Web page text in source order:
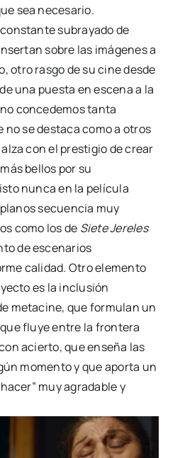
sea necesario.
subrayado de
sobre las imágenes a
otro rasgo de su cine desde
una puesta en escena a la
concedemos tanta
no se destaca como a otros
con el prestigio de crear
bellos por su
nunca en la película
secuencia muy
como los de Siete Jereles
de escenarios
calidad. Otro elemento
es la inclusión
metacine, que formulan un
fluye entre la frontera
acierto, que enseña las
momento y que aporta un
muy agradable y